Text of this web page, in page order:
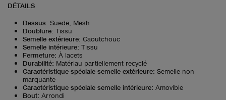
DÉTAILS
Dessus: Suede, Mesh
Doublure: Tissu
Semelle extérieure: Caoutchouc
Semelle intérieure: Tissu
Fermeture: À lacets
Durabilité: Matériau partiellement recyclé
Caractéristique spéciale semelle extérieure: Semelle non
marquante
Caractéristique spéciale semelle intérieure: Amovible
Bout: Arrondi